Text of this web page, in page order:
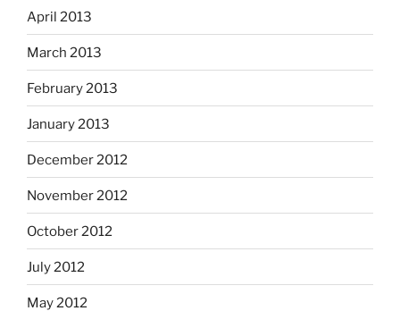
April 2013
March 2013
February 2013
January 2013
December 2012
November 2012
October 2012
July 2012
May 2012